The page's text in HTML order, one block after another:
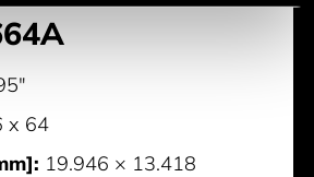
x 64
19.946 × 13.418